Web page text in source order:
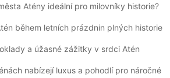
Atény ideální pro milovníky historie?
během letních prázdnin plných historie
a úžasné zážitky v srdci Atén
nabízejí luxus a pohodlí pro náročné